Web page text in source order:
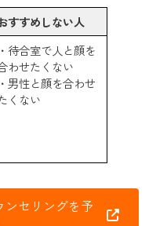
すすめしない人
・待合室で人と顔を
わせたくない
・男性と顔を合わせ
くない
セリングを予